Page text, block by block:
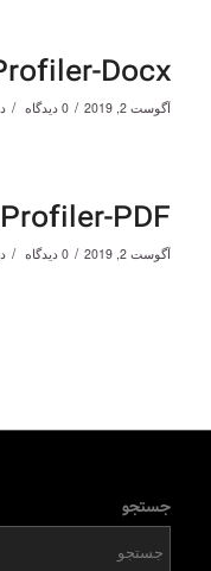
Docx
آگوست 2, 2019 / 0 دیدگاه /
PDF
آگوست 2, 2019 / 0 دیدگاه /
جستجو